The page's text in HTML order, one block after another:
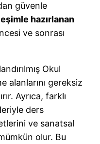
güvenle
hazırlanan
ve sonrası
Okul
alanlarını gereksiz
Ayrıca, farklı
ders
ve sanatsal
olur. Bu